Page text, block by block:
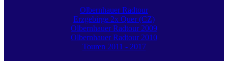
Olbernhauer Radtour
Erzgebirge 2x Quer (CZ)
Olbernhauer Radtour 2009
Olbernhauer Radtour 2010
Touren 2011 - 2017